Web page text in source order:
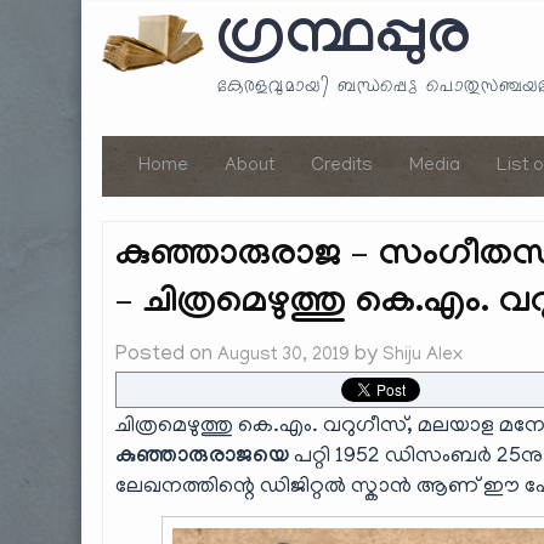
ഗ്രന്ഥപ്പുര
കേരളവുമായി ബന്ധപ്പെട്ട
Home About Credits Media List
കുഞ്ഞാരുരാജ –
– ചിത്രമെഴുത്തു കെ.എം.
Posted onAugust 30, 2019 by Shiju Alex
ചിത്രമെഴുത്തു കെ.എം. വറുഗീസ്, മലയാള
കുഞ്ഞാരുരാജയെ പറ്റി 1952 ഡിസംബർ
ലേഖനത്തിന്റെ ഡിജിറ്റൽ സ്കാൻ ആണ് ഈ